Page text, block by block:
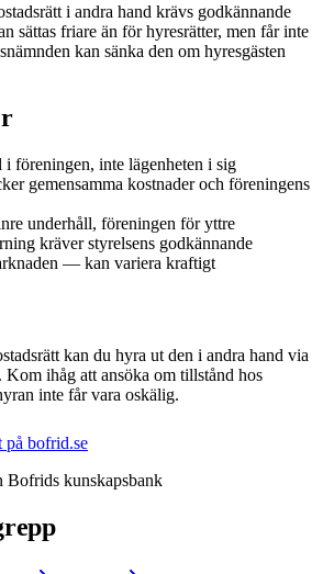
i andra hand krävs godkännande
sättas friare än för hyresrätter, men får inte
kan sänka den om hyresgästen
i föreningen, inte lägenheten i sig
gemensamma kostnader och föreningens
underhåll, föreningen för yttre
kräver styrelsens godkännande
— kan variera kraftigt
kan du hyra ut den i andra hand via
ihåg att ansöka om tillstånd hos
inte får vara oskälig.
på bofrid.se
Bofrids kunskapsbank